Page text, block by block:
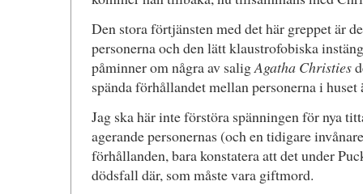
Den stora förtjänsten med det här greppet är
personerna och den lätt klaustrofobiska
påminner om några av saligAgatha Christies
spända förhållandet mellan personerna i huset
Jag ska här inte förstöra spänningen för nya
agerande personernas (och en tidigare
förhållanden, bara konstatera att det under
dödsfall där, som måste vara giftmord.